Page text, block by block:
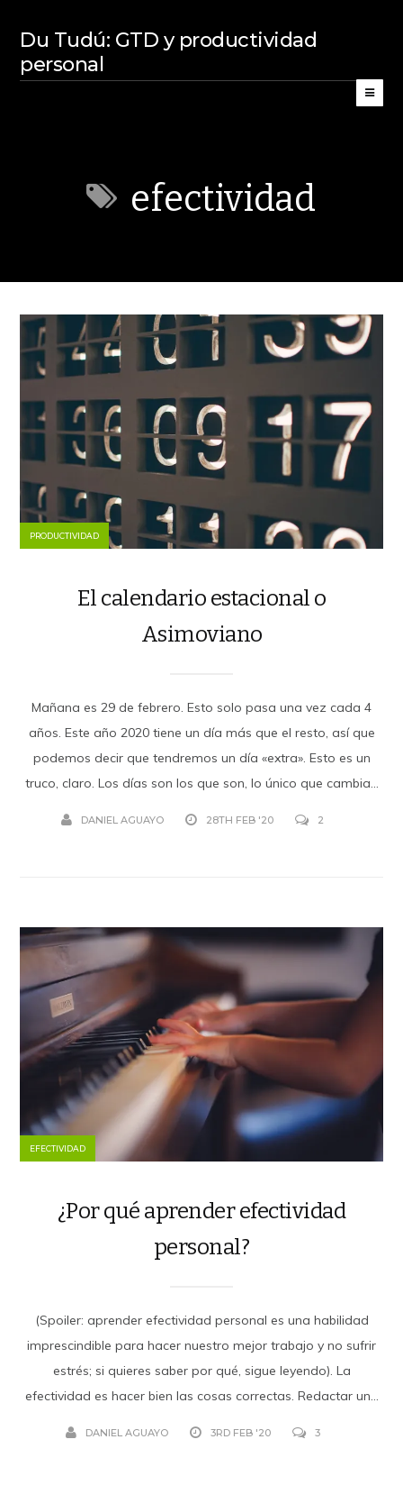
Du Tudú: GTD y productividad
personal
efectividad
PRODUCTIVIDAD
El calendario estacional o
Asimoviano
Mañana es 29 de febrero. Esto solo pasa una vez cada 4
años. Este año 2020 tiene un día más que el resto, así que
podemos decir que tendremos un día «extra». Esto es un
truco, claro. Los días son los que son, lo único que cambia...
DANIEL AGUAYO 28TH FEB '20 2
EFECTIVIDAD
¿Por qué aprender efectividad
personal?
(Spoiler: aprender efectividad personal es una habilidad
imprescindible para hacer nuestro mejor trabajo y no sufrir
estrés; si quieres saber por qué, sigue leyendo). La
efectividad es hacer bien las cosas correctas. Redactar un...
DANIEL AGUAYO 3RD FEB '20 3